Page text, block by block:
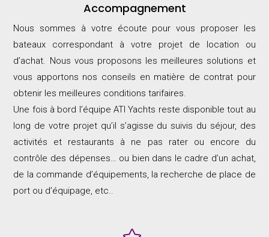
Accompagnement
Nous sommes à votre écoute pour vous proposer les
bateaux correspondant à votre projet de location ou
d’achat. Nous vous proposons les meilleures solutions et
vous apportons nos conseils en matière de contrat pour
obtenir les meilleures conditions tarifaires.
Une fois à bord l’équipe ATI Yachts reste disponible tout au
long de votre projet qu’il s’agisse du suivis du séjour, des
activités et restaurants à ne pas rater ou encore du
contrôle des dépenses… ou bien dans le cadre d’un achat,
de la commande d’équipements, la recherche de place de
port ou d’équipage, etc..